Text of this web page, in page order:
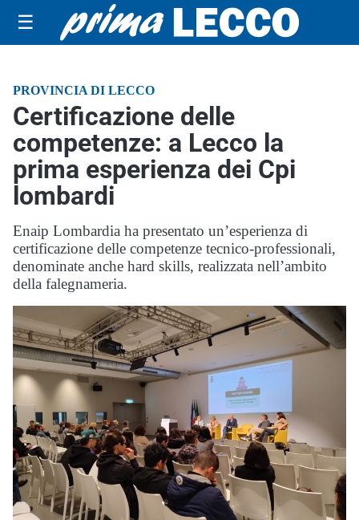
☰
PROVINCIA DI LECCO
Certificazione delle
competenze: a Lecco la
prima esperienza dei Cpi
lombardi
Enaip Lombardia ha presentato un’esperienza di
certificazione delle competenze tecnico-professionali,
denominate anche hard skills, realizzata nell’ambito
della falegnameria.